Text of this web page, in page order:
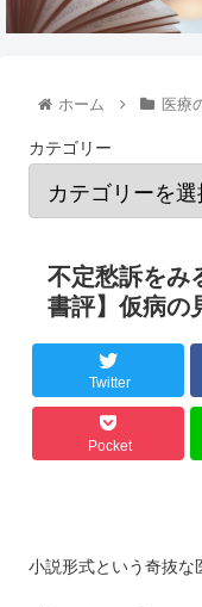
ホーム 医療
カテゴリー
不定愁訴をみ
書評】仮病の
Twitter
Pocket
小説形式という奇抜な